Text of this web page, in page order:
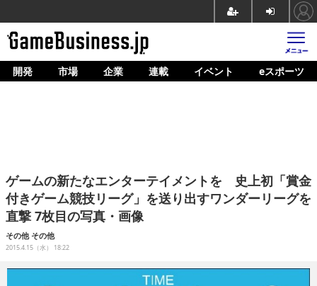
ホーム
企業動向
人材育成
産業政策
連載
開発 市場 企業 連載 イベント eスポーツ
ゲームの新たなエンターテイメントを 史上初「賞金
付きゲーム競技リーグ」を送り出すワンダーリーグを
直撃 7枚目の写真・画像
その他 その他
2015.4.15（水） 18:22